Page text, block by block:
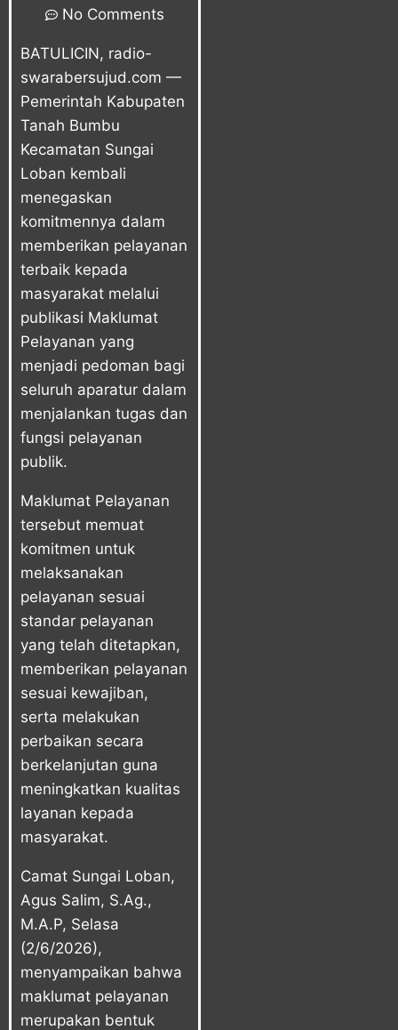
No Comments
BATULICIN, radio-
swarabersujud.com —
Pemerintah Kabupaten
Tanah Bumbu
Kecamatan Sungai
Loban kembali
menegaskan
komitmennya dalam
memberikan pelayanan
terbaik kepada
masyarakat melalui
publikasi Maklumat
Pelayanan yang
menjadi pedoman bagi
seluruh aparatur dalam
menjalankan tugas dan
fungsi pelayanan
publik.
Maklumat Pelayanan
tersebut memuat
komitmen untuk
melaksanakan
pelayanan sesuai
standar pelayanan
yang telah ditetapkan,
memberikan pelayanan
sesuai kewajiban,
serta melakukan
perbaikan secara
berkelanjutan guna
meningkatkan kualitas
layanan kepada
masyarakat.
Camat Sungai Loban,
Agus Salim, S.Ag.,
M.A.P, Selasa
(2/6/2026),
menyampaikan bahwa
maklumat pelayanan
merupakan bentuk